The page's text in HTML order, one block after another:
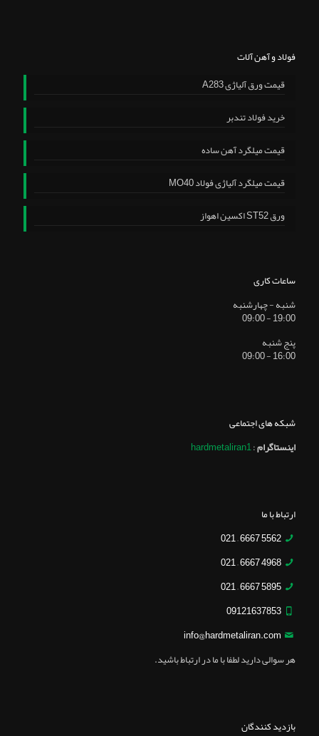
فولاد و آهن آلات
قیمت ورق آلیاژی A283
خرید فولاد تندبر
قیمت میلگرد آهن ساده
قیمت میلگرد آلیاژی فولاد MO40
ورق ST52 اکسین اهواز
ساعات کاری
شنبه - چهارشنبه
19:00 - 09:00
پنج شنبه
16:00 - 09:00
شبکه های اجتماعی
اینستاگرام:
hardmetaliran1
ارتباط با ما
5562 6667 – 021
4968 6667 – 021
5895 6667 – 021
09121637853
info@hardmetaliran.com
هر سوالی دارید لطفا با ما در ارتباط باشید.
بازدید کنندگان